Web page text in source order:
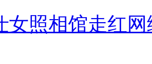
女照相馆走红网